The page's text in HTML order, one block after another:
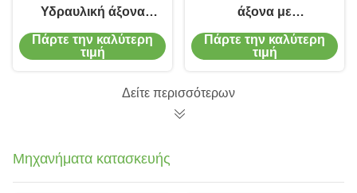
Υδραυλική άξονα
αντλία έμβολο
Rexroth A11V(L) O Για
κατασκευής
Πάρτε την καλύτερη
τιμή
άξονα με
εμβολοφόρο
εμβολοφόρο
εμβολοφόρο
εμβολοφόρο
Πάρτε την καλύτερη
τιμή
Δείτε περισσότερων
Μηχανήματα κατασκευής